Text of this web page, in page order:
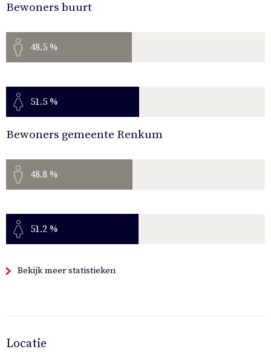
Bewoners buurt
48.5 %
51.5 %
Bewoners gemeente Renkum
48.8 %
51.2 %
Bekijk meer statistieken
Locatie